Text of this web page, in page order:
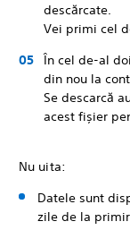
descărcate.
Vei primi cel
În cel de-al
din nou la
Se descarcă
acest fișier
Nu uita:
Datele sunt
zile de la